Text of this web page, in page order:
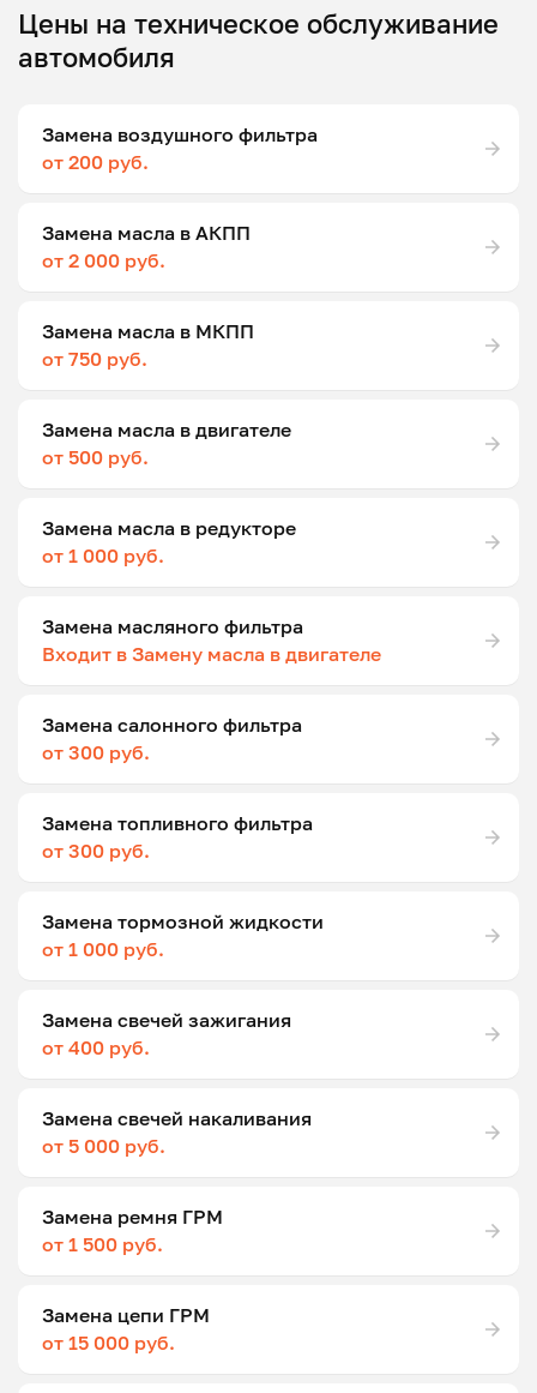
Цены на техническое обслуживание
автомобиля
Замена воздушного фильтра
от 200 руб.
Замена масла в АКПП
от 2 000 руб.
Замена масла в МКПП
от 750 руб.
Замена масла в двигателе
от 500 руб.
Замена масла в редукторе
от 1 000 руб.
Замена масляного фильтра
Входит в Замену масла в двигателе
Замена салонного фильтра
от 300 руб.
Замена топливного фильтра
от 300 руб.
Замена тормозной жидкости
от 1 000 руб.
Замена свечей зажигания
от 400 руб.
Замена свечей накаливания
от 5 000 руб.
Замена ремня ГРМ
от 1 500 руб.
Замена цепи ГРМ
от 15 000 руб.